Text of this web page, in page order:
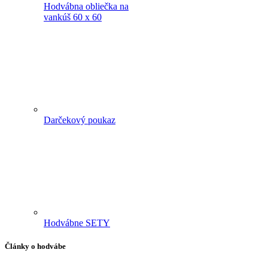
Hodvábna obliečka na
vankúš 60 x 60
Darčekový poukaz
Hodvábne SETY
Články o hodvábe